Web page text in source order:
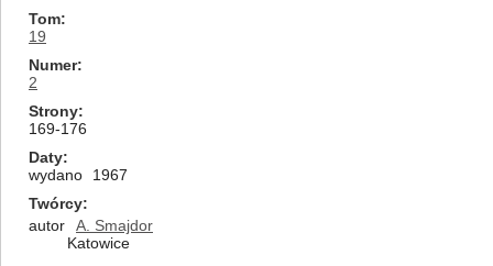
Tom
19
Numer
2
Strony
169-176
Daty
wydano
1967
Twórcy
autor
A. Smajdor
Katowice